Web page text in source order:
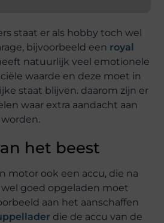
staat er als hobby toch wel
bijvoorbeeld een royal
natuurlijk veel emotionele
waarde en deze moet in
staat blijven. daarom zijn er
waar extra aandacht aan
het beest
motor ook een accu, die na
goed opgeladen moet
aan het aanschaffen
die de accu van de